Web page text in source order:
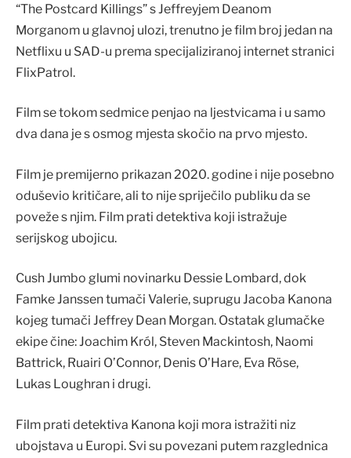
“The Postcard Killings” s Jeffreyjem Deanom
Morganom u glavnoj ulozi, trenutno je film broj jedan na
Netflixu u SAD-u prema specijaliziranoj internet stranici
FlixPatrol.
Film se tokom sedmice penjao na ljestvicama i u samo
dva dana je s osmog mjesta skočio na prvo mjesto.
Film je premijerno prikazan 2020. godine i nije posebno
oduševio kritičare, ali to nije spriječilo publiku da se
poveže s njim. Film prati detektiva koji istražuje
serijskog ubojicu.
Cush Jumbo glumi novinarku Dessie Lombard, dok
Famke Janssen tumači Valerie, suprugu Jacoba Kanona
kojeg tumači Jeffrey Dean Morgan. Ostatak glumačke
ekipe čine: Joachim Król, Steven Mackintosh, Naomi
Battrick, Ruairi O’Connor, Denis O’Hare, Eva Röse,
Lukas Loughran i drugi.
Film prati detektiva Kanona koji mora istražiti niz
ubojstava u Europi. Svi su povezani putem razglednica